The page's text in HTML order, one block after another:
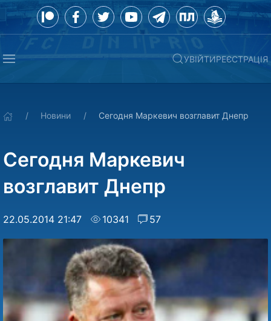
УВІЙТИРЕЄСТРАЦІЯ
Новини Сегодня Маркевич возглавит Днепр
Сегодня Маркевич
возглавит Днепр
22.05.2014 21:47 10341 57